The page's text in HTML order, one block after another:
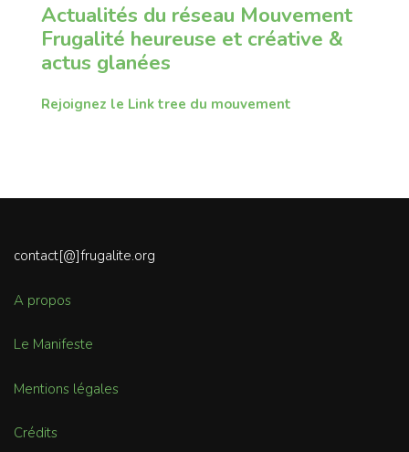
Actualités du réseau Mouvement
Frugalité heureuse et créative &
actus glanées
Rejoignez le Link tree du mouvement
contact[@]frugalite.org
A propos
Le Manifeste
Mentions légales
Crédits